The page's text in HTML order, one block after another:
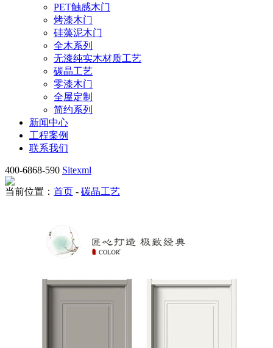
PET触感木门
烤漆木门
硅藻泥木门
全木系列
无漆纯实木材质工艺
碳晶工艺
零漆木门
全屋定制
简约系列
新闻中心
工程案例
联系我们
400-6868-590 Sitexml
当前位置： 首页 - 碳晶工艺